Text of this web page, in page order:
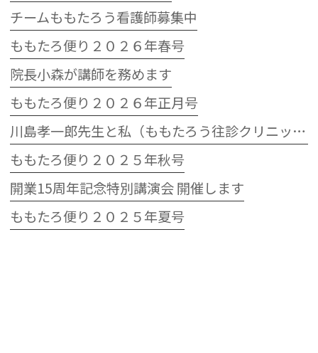
チームももたろう看護師募集中
ももたろ便り２０２６年春号
院長小森が講師を務めます
ももたろ便り２０２６年正月号
川島孝一郎先生と私（ももたろう往診クリニック開院15周年記念特別講演会）
ももたろ便り２０２５年秋号
開業15周年記念特別講演会 開催します
ももたろ便り２０２５年夏号